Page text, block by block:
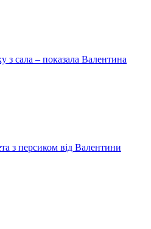
з сала – показала Валентина
з персиком від Валентини